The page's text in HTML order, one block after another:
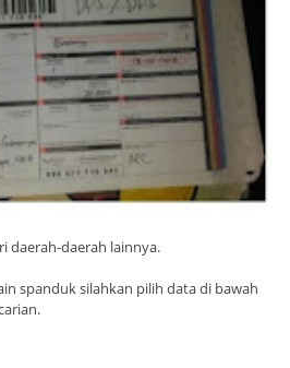
daerah-daerah lainnya.
spanduk silahkan pilih data di bawah